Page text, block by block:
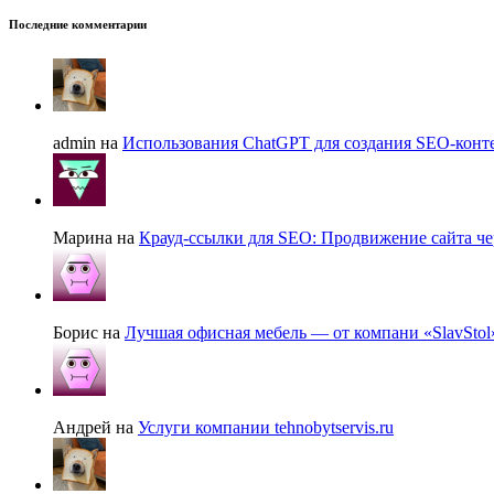
Последние комментарии
admin на Использования ChatGPT для создания SEO-
Марина на Крауд-ссылки для SEO: Продвижение сайта
Борис на Лучшая офисная мебель — от компани
Андрей на Услуги компании tehnobytservis.ru